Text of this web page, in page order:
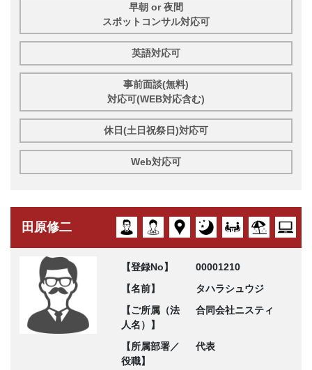
早朝 or 夜間
スポットコンサル対応可
英語対応可
事前面談(無料)
対応可(WEB対応含む)
休日(土日祝祭日)対応可
Web対応可
田原修二
【登録No】
00001210
【名前】
タハラシュウジ
【ご所属（法
人名）】
合同会社ニスティ
【所属部署／
役職】
代表